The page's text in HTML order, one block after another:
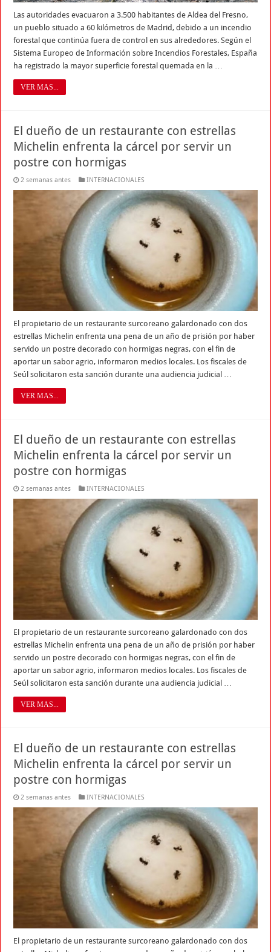
Las autoridades evacuaron a 3.500 habitantes de Aldea del Fresno,
un pueblo situado a 60 kilómetros de Madrid, debido a un incendio
forestal que continúa fuera de control en sus alrededores. Según el
Sistema Europeo de Información sobre Incendios Forestales, España
ha registrado la mayor superficie forestal quemada en la …
VER MAS...
El dueño de un restaurante con estrellas
Michelin enfrenta la cárcel por servir un
postre con hormigas
2 semanas antes INTERNACIONALES
El propietario de un restaurante surcoreano galardonado con dos
estrellas Michelin enfrenta una pena de un año de prisión por haber
servido un postre decorado con hormigas negras, con el fin de
aportar un sabor agrio, informaron medios locales. Los fiscales de
Seúl solicitaron esta sanción durante una audiencia judicial …
VER MAS...
El dueño de un restaurante con estrellas
Michelin enfrenta la cárcel por servir un
postre con hormigas
2 semanas antes INTERNACIONALES
El propietario de un restaurante surcoreano galardonado con dos
estrellas Michelin enfrenta una pena de un año de prisión por haber
servido un postre decorado con hormigas negras, con el fin de
aportar un sabor agrio, informaron medios locales. Los fiscales de
Seúl solicitaron esta sanción durante una audiencia judicial …
VER MAS...
El dueño de un restaurante con estrellas
Michelin enfrenta la cárcel por servir un
postre con hormigas
2 semanas antes INTERNACIONALES
El propietario de un restaurante surcoreano galardonado con dos